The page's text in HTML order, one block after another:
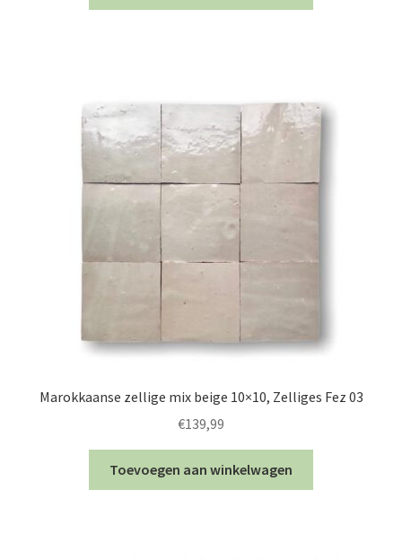
Marokkaanse zellige mix beige 10×10, Zelliges Fez 03
€139,99
Toevoegen aan winkelwagen